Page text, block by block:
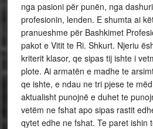
nga pasioni për punën, nga
profesionin, lenden. E shumta ai
pranueshme për Bashkimet
pakot e Vitit te Ri. Shkurt. Njeriu
kriterit klasor, qe sipas tij ishte i
plote. Ai armatën e madhe te
qe ishte, e ndau ne tri pjese te
aktualisht punojnë e duhet te
vetëm ne fshat apo sipas rastit
qytet edhe ne fshat. Te paret ishin